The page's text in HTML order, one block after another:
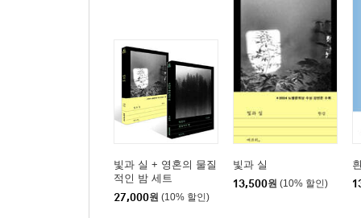
빛과 실 + 영혼의 물질
적인 밤 세트
27,000원 (10% 할인)
빛과 실
13,500원 (10% 할인)